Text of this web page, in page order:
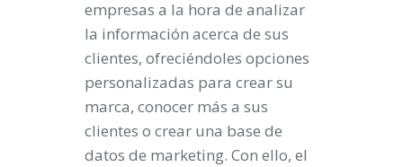
empresas a la hora de analizar
la información acerca de sus
clientes, ofreciéndoles opciones
personalizadas para crear su
marca, conocer más a sus
clientes o crear una base de
datos de marketing. Con ello, el